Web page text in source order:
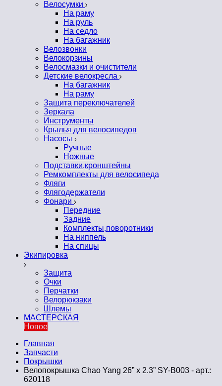
Велосумки
На раму
На руль
На седло
На багажник
Велозвонки
Велокорзины
Велосмазки и очистители
Детские велокресла
На багажник
На раму
Защита переключателей
Зеркала
Инструменты
Крылья для велосипедов
Насосы
Ручные
Ножные
Подставки,кронштейны
Ремкомплекты для велосипеда
Фляги
Флягодержатели
Фонари
Передние
Задние
Комплекты,поворотники
На ниппель
На спицы
Экипировка
Защита
Очки
Перчатки
Велорюкзаки
Шлемы
МАСТЕРСКАЯ
Новое
Главная
Запчасти
Покрышки
Велопокрышка Chao Yang 26” x 2.3” SY-B003 - арт.:
620118